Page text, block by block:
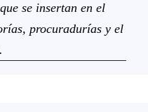
se insertan en el
procuradurías y el